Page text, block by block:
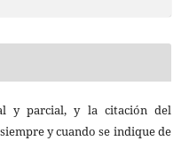
y parcial, y la citación del
y cuando se indique de